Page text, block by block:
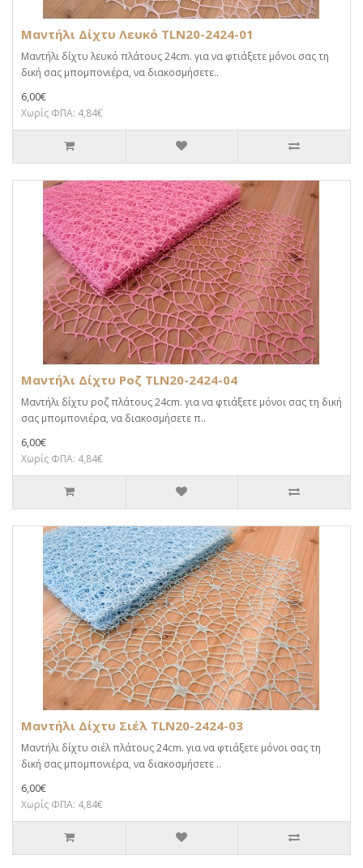
Μαντήλι Δίχτυ Λευκό TLN20-2424-01
Μαντήλι δίχτυ λευκό πλάτους 24cm. για να φτιάξετε μόνοι σας τη
δική σας μπομπονιέρα, να διακοσμήσετε..
6,00€
Χωρίς ΦΠΑ: 4,84€
Μαντήλι Δίχτυ Ροζ TLN20-2424-04
Μαντήλι δίχτυ ροζ πλάτους 24cm. για να φτιάξετε μόνοι σας τη δική
σας μπομπονιέρα, να διακοσμήσετε π..
6,00€
Χωρίς ΦΠΑ: 4,84€
Μαντήλι Δίχτυ Σιέλ TLN20-2424-03
Μαντήλι δίχτυ σιέλ πλάτους 24cm. για να φτιάξετε μόνοι σας τη
δική σας μπομπονιέρα, να διακοσμήσετε ..
6,00€
Χωρίς ΦΠΑ: 4,84€